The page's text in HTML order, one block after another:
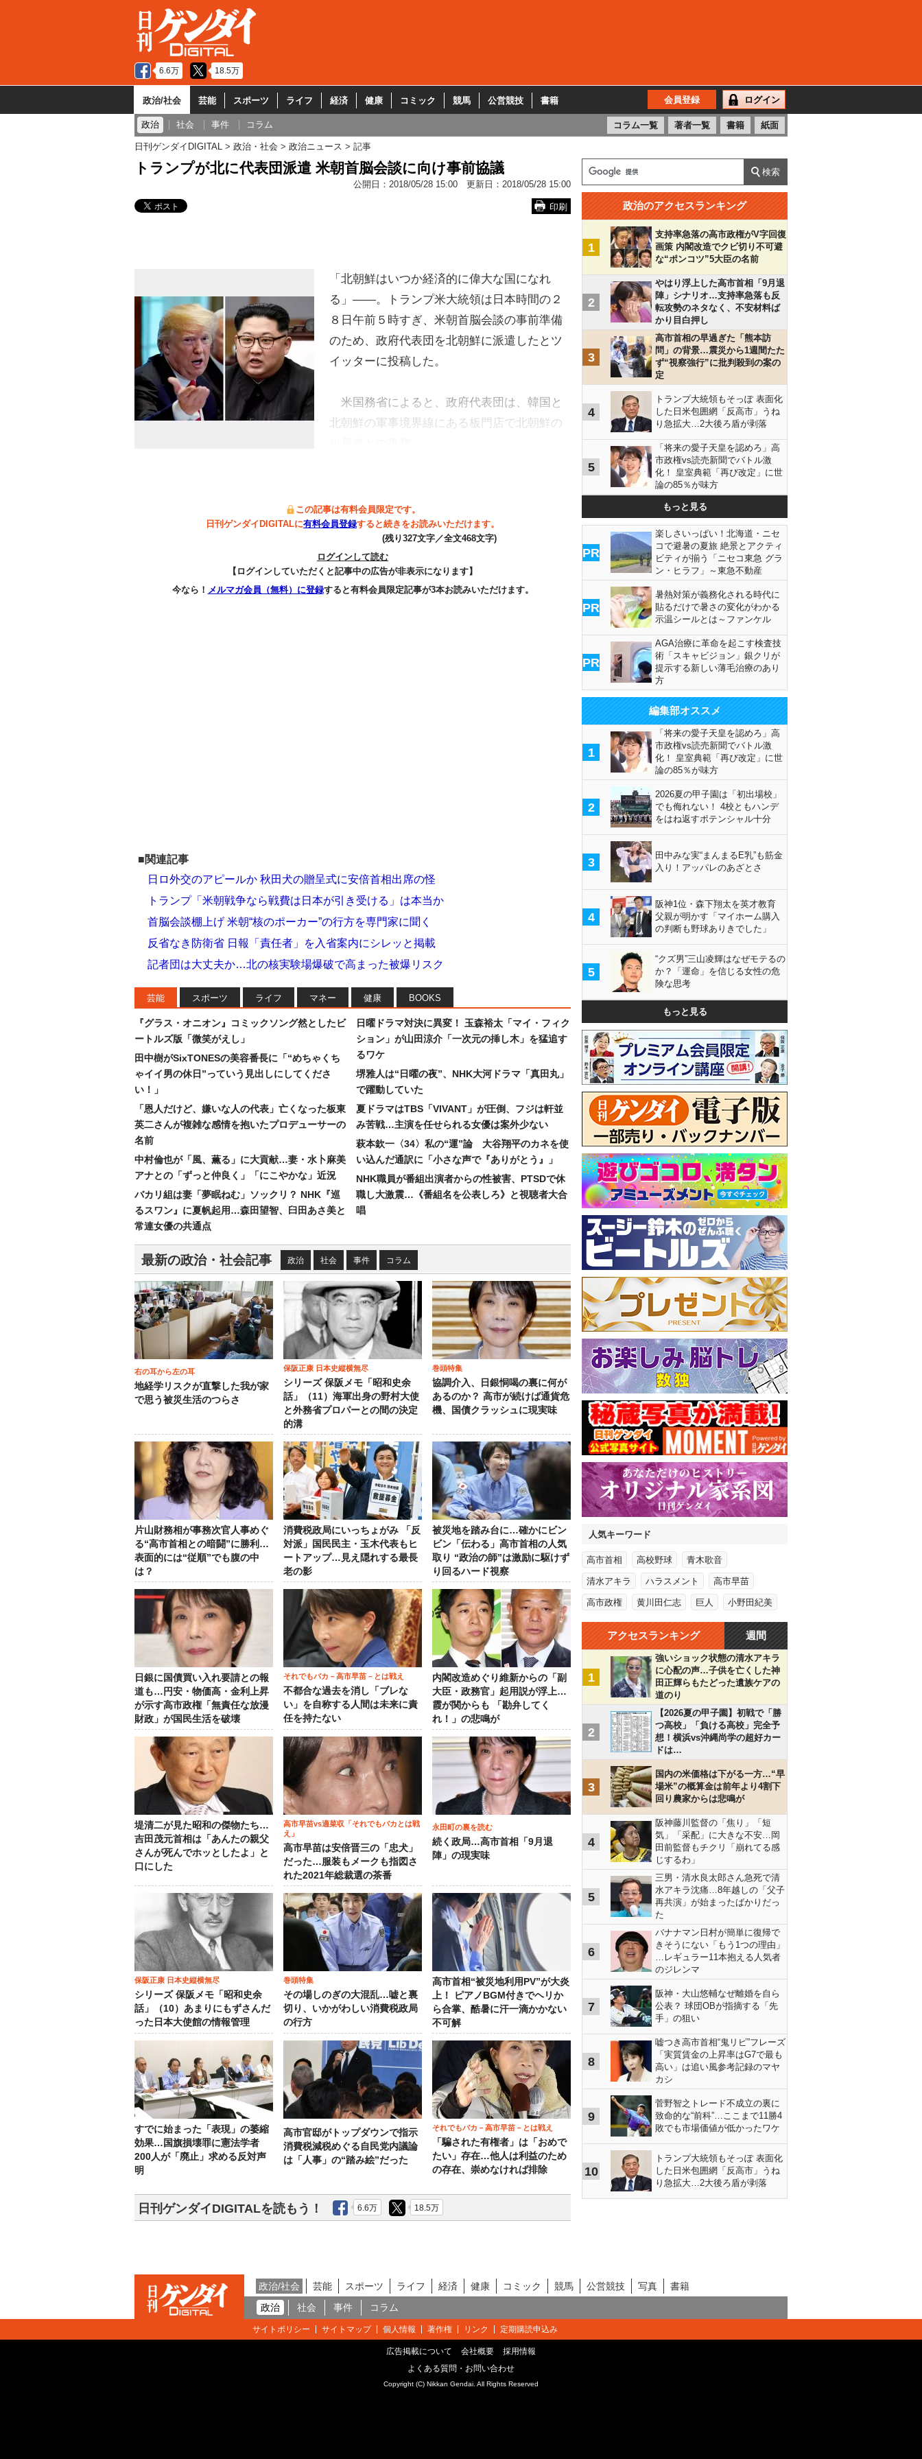
6.6万 18.5万
政治/社会 芸能 スポーツ ライフ 経済 健康 コミック 競馬 公営競技 書籍 会員登録 ログイン
政治 社会 事件 コラム コラム一覧 著者一覧 書籍 紙面
日刊ゲンダイDIGITAL 政治・社会 政治ニュース 記事
トランプが北に代表団派遣 米朝首脳会談に向け事前協議
公開日： 2018/05/28 15:00 更新日： 2018/05/28 15:00
印刷
「北朝鮮はいつか経済的に偉大な国になれ
る」――。トランプ米大統領は日本時間の２
８日午前５時すぎ、米朝首脳会談の事前準備
のため、政府代表団を北朝鮮に派遣したとツ
イッターに投稿した。
米国務省によると、政府代表団は、韓国と
北朝鮮の軍事境界線にある板門店で北朝鮮の
この記事は有料会員限定です。
日刊ゲンダイDIGITALに有料会員登録すると続きをお読みいただけます。
(残り327文字／全文468文字)
ログインして読む
【ログインしていただくと記事中の広告が非表示になります】
今なら！ メルマガ会員（無料）に登録すると有料会員限定記事が3本お読みいただけます。
■関連記事
日ロ外交のアピールか 秋田犬の贈呈式に安倍首相出席の怪
トランプ「米朝戦争なら戦費は日本が引き受ける」は本当か
首脳会談棚上げ 米朝“核のポーカー”の行方を専門家に聞く
反省なき防衛省 日報「責任者」を入省案内にシレッと掲載
記者団は大丈夫か…北の核実験場爆破で高まった被爆リスク
芸能 スポーツ ライフ マネー 健康 BOOKS
『グラス・オニオン』コミックソング然としたビ
ートルズ版「微笑がえし」
田中樹がSixTONESの美容番長に「“めちゃくち
ゃイイ男の休日”っていう見出しにしてくださ
い！」
「恩人だけど、嫌いな人の代表」亡くなった板東
英二さんが複雑な感情を抱いたプロデューサーの
名前
中村倫也が「風、薫る」に大貢献…妻・水卜麻美
アナとの「ずっと仲良く」「にこやかな」近況
バカリ組は妻「夢眠ねむ」ソックリ？ NHK『巡
るスワン』に夏帆起用…森田望智、臼田あさ美と
常連女優の共通点
日曜ドラマ対決に異変！ 玉森裕太「マイ・フィク
ション」が山田涼介「一次元の挿し木」を猛追す
るワケ
堺雅人は“日曜の夜”、NHK大河ドラマ「真田丸」
で躍動していた
夏ドラマはTBS「VIVANT」が圧倒、フジは軒並
み苦戦…主演を任せられる女優は案外少ない
萩本欽一〈34〉私の“運”論 大谷翔平のカネを使
い込んだ通訳に「小さな声で『ありがとう』」
NHK職員が番組出演者からの性被害、PTSDで休
職し大激震…《番組名を公表しろ》と視聴者大合
唱
最新の政治・社会記事 政治 社会 事件 コラム
右の耳から左の耳
地経学リスクが直撃した我が家
で思う被災生活のつらさ
保阪正康 日本史縦横無尽
シリーズ 保阪メモ「昭和史余
話」（11）海軍出身の野村大使
と外務省プロパーとの間の決定
的溝
巻頭特集
協調介入、日銀恫喝の裏に何が
あるのか？ 高市が続けば通貨危
機、国債クラッシュに現実味
片山財務相が事務次官人事めぐ
る“高市首相との暗闘”に勝利…
表面的には“従順”でも腹の中
は？
消費税政局にいっちょがみ 「反
対派」国民民主・玉木代表もヒ
ートアップ…見え隠れする最長
老の影
被災地を踏み台に…確かにビン
ビン「伝わる」高市首相の人気
取り “政治の師”は激励に駆けず
り回るハード視察
日銀に国債買い入れ要請との報
道も…円安・物価高・金利上昇
が示す高市政権「無責任な放漫
財政」が国民生活を破壊
それでもバカ－高市早苗－とは戦え
不都合な過去を消し「ブレな
い」を自称する人間は未来に責
任を持たない
内閣改造めぐり維新からの「副
大臣・政務官」起用説が浮上…
霞が関からも 「勘弁してく
れ！」の悲鳴が
堤清二が見た昭和の傑物たち…
吉田茂元首相は「あんたの親父
さんが死んでホッとしたよ」と
口にした
高市早苗vs適菜収「それでもバカとは戦
え」
高市早苗は安倍晋三の「忠犬」
だった…服装もメークも指図さ
れた2021年総裁選の茶番
永田町の裏を読む
続く政局…高市首相「9月退
陣」の現実味
保阪正康 日本史縦横無尽
シリーズ 保阪メモ「昭和史余
話」（10）あまりにもずさんだ
った日本大使館の情報管理
巻頭特集
その場しのぎの大混乱…嘘と裏
切り、いかがわしい消費税政局
の行方
高市首相“被災地利用PV”が大炎
上！ ピアノBGM付きでヘリか
ら合掌、酷暑に汗一滴かかない
不可解
すでに始まった「表現」の萎縮
効果…国旗損壊罪に憲法学者
200人が「廃止」求める反対声
明
高市官邸がトップダウンで指示
消費税減税めぐる自民党内議論
は「人事」の“踏み絵”だった
それでもバカ－高市早苗－とは戦え
「騙された有権者」は「おめで
たい」存在…他人は利益のため
の存在、崇めなければ排除
日刊ゲンダイDIGITALを読もう！ 6.6万 18.5万
政治のアクセスランキング
1
支持率急落の高市政権がV字回復
画策 内閣改造でクビ切り不可避
な“ポンコツ”5大臣の名前
2
やはり浮上した高市首相「9月退
陣」シナリオ…支持率急落も反
転攻勢のネタなく、不安材料ば
かり目白押し
3
高市首相の早過ぎた「熊本訪
問」の背景…震災から1週間たた
ず“視察強行”に批判殺到の案の
定
4
トランプ大統領もそっぽ 表面化
した日米包囲網「反高市」うね
り急拡大…2大後ろ盾が剥落
5
「将来の愛子天皇を認めろ」高
市政権vs読売新聞でバトル激
化！ 皇室典範「再び改定」に世
論の85％が味方
もっと見る
PR
楽しさいっぱい！北海道・ニセ
コで避暑の夏旅 絶景とアクティ
ビティが揃う「ニセコ東急 グラ
ン・ヒラフ」～東急不動産
PR
暑熱対策が義務化される時代に
貼るだけで暑さの変化がわかる
示温シールとは～ファンケル
PR
AGA治療に革命を起こす検査技
術「スキャビジョン」銀クリが
提示する新しい薄毛治療のあり
方
編集部オススメ
1
「将来の愛子天皇を認めろ」高
市政権vs読売新聞でバトル激
化！ 皇室典範「再び改定」に世
論の85％が味方
2
2026夏の甲子園は「初出場校」
でも侮れない！ 4校ともハンデ
をはね返すポテンシャル十分
3
田中みな実“まんまるE乳”も筋金
入り！アッパレのあざとさ
4
阪神1位・森下翔太を英才教育
父親が明かす「マイホーム購入
の判断も野球ありきでした」
5
“クズ男”三山凌輝はなぜモテるの
か？「運命」を信じる女性の危
険な思考
もっと見る
人気キーワード
高市首相 高校野球 青木歌音
清水アキラ ハラスメント 高市早苗
高市政権 黄川田仁志 巨人 小野田紀美
アクセスランキング 週間
1
強いショック状態の清水アキラ
に心配の声…子供を亡くした神
田正輝らもたどった遺族ケアの
道のり
2
【2026夏の甲子園】初戦で「勝
つ高校」「負ける高校」完全予
想！横浜vs沖縄尚学の超好カー
ドは…
3
国内の米価格は下がる一方…“早
場米”の概算金は前年より4割下
回り農家からは悲鳴が
4
阪神藤川監督の「焦り」「短
気」「采配」に大きな不安…岡
田前監督もチクリ「崩れてる感
じするわ」
5
三男・清水良太郎さん急死で清
水アキラ沈痛…8年越しの「父子
再共演」が始まったばかりだっ
た
6
バナナマン日村が簡単に復帰で
きそうにない「もう1つの理由」
…レギュラー11本抱える人気者
のジレンマ
7
阪神・大山悠輔なぜ離婚を自ら
公表？ 球団OBが指摘する「先
手」の狙い
8
嘘つき高市首相“鬼リピ”フレーズ
「実質賃金の上昇率はG7で最も
高い」は追い風参考記録のマヤ
カシ
9
菅野智之トレード不成立の裏に
致命的な“前科”…ここまで11勝4
敗でも市場価値が低かったワケ
10
トランプ大統領もそっぽ 表面化
した日米包囲網「反高市」うね
り急拡大…2大後ろ盾が剥落
政治/社会 芸能 スポーツ ライフ 経済 健康 コミック 競馬 公営競技 写真
書籍
政治
社会 事件 コラム
サイトポリシー サイトマップ 個人情報 著作権 リンク 定期購読申込み
広告掲載について 会社概要
採用情報
よくある質問・お問い合わせ
Copyright (C) Nikkan Gendai. All Rights Reserved